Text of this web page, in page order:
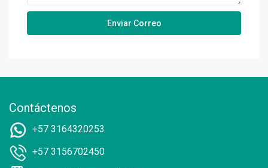
Contáctenos
+57 3164320253
+57 3156702450